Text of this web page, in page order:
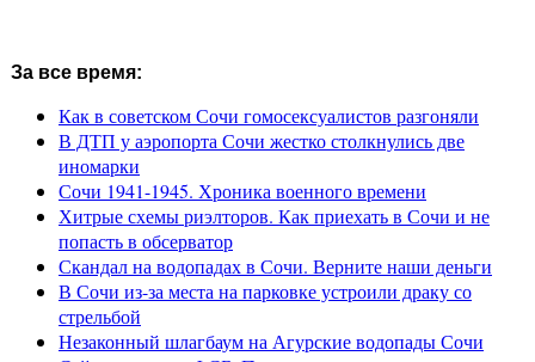
За все время:
Как в советском Сочи гомосексуалистов разгоняли
В ДТП у аэропорта Сочи жестко столкнулись две
иномарки
Сочи 1941-1945. Хроника военного времени
Хитрые схемы риэлторов. Как приехать в Сочи и не
попасть в обсерватор
Скандал на водопадах в Сочи. Верните наши деньги
В Сочи из-за места на парковке устроили драку со
стрельбой
Незаконный шлагбаум на Агурские водопады Сочи